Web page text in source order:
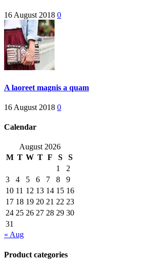
16 August 2018 0
A laoreet magnis a quam
16 August 2018 0
Calendar
August 2026
M T W T F S
S
1
2
3
4 5 6 7 8
9
10 11 12 13 14 15 16
17 18 19 20 21 22 23
24 25 26 27 28 29 30
31
« Aug
Product categories